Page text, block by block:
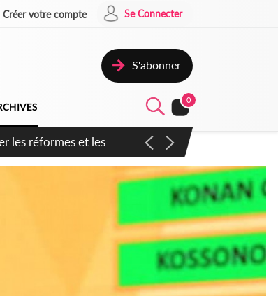
Créer votre compte Se Connecter
S'abonner
0
pour accélérer le